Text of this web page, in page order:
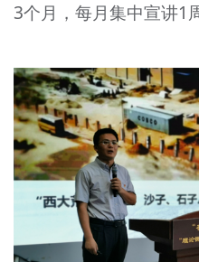
3个月，每月集中宣讲1